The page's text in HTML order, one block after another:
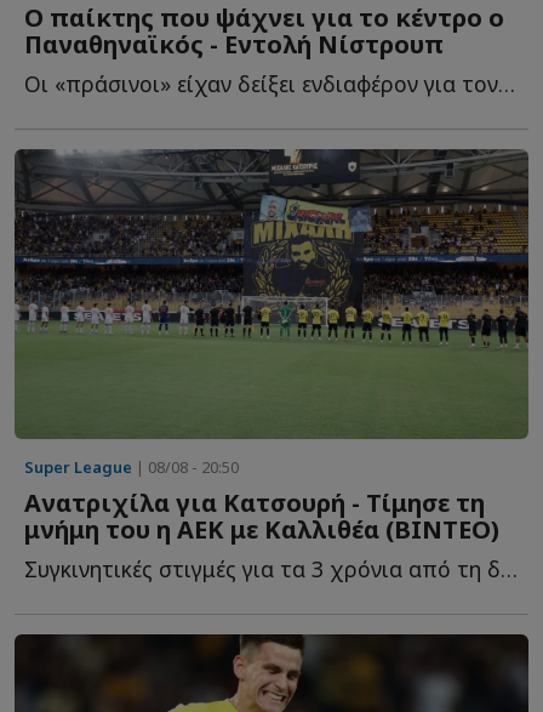
Ο παίκτης που ψάχνει για το κέντρο ο
Παναθηναϊκός - Εντολή Νίστρουπ
Οι «πράσινοι» είχαν δείξει ενδιαφέρον για τον Γένσεν, ό...
Super League | 08/08 - 20:50
Ανατριχίλα για Κατσουρή - Τίμησε τη
μνήμη του η ΑΕΚ με Καλλιθέα (ΒΙΝΤΕΟ)
Συγκινητικές στιγμές για τα 3 χρόνια από τη δολοφονία τ...